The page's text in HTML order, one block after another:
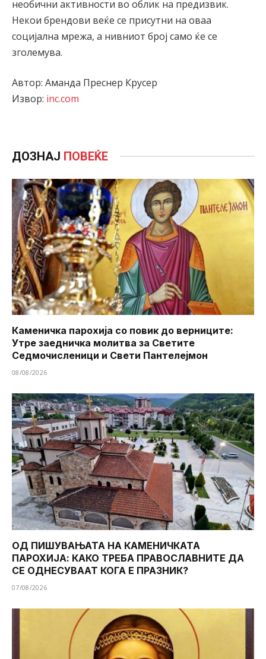
необични активности во облик на предизвик.
Некои брендови веќе се присутни на оваа
социјална мрежа, а нивниот број само ќе се
зголемува.
Автор: Аманда Преснер Крусер
Извор: inc.com
ДОЗНАЈ ПОВЕЌЕ
Каменичка парохија со повик до верниците:
Утре заедничка молитва за Светите
Седмочисленици и Свети Пантелејмон
08/08/2026
ОД ПИШУВАЊАТА НА КАМЕНИЧКАТА
ПАРОХИЈА: КАКО ТРЕБА ПРАВОСЛАВНИТЕ ДА
СЕ ОДНЕСУВААТ КОГА Е ПРАЗНИК?
07/08/2026